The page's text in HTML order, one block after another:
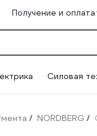
Получение и оплата
Силовая
/ NORDBERG /